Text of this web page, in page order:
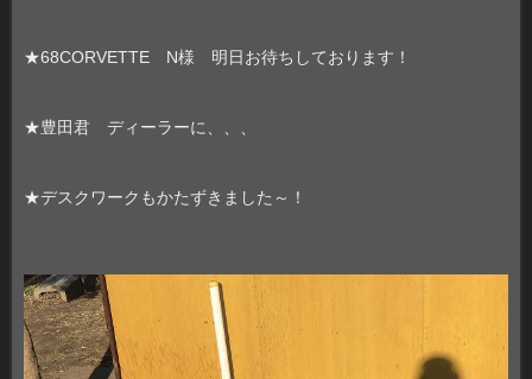
★68CORVETTE N様 明日お待ちしております！
★豊田君 ディーラーに、、、
★デスクワークもかたずきました～！